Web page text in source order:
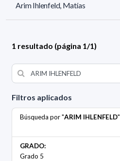
Filtros aplicados
Búsqueda por "ARIM IHLENFELD"
GRADO:
Grado 5
Arim Ihlenfeld, Matías
1 resultado (página 1/1)